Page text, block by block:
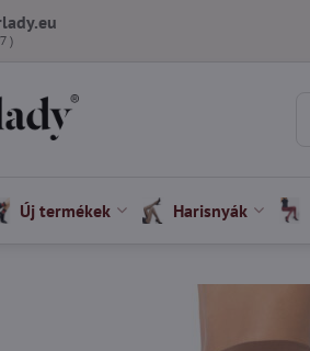
)
Új termékek Harisnyák